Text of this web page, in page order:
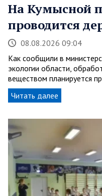
На Кумысной
проводится
08.08.2026 09:04
Как сообщили в
экологии области,
веществом планируется
Читать далее